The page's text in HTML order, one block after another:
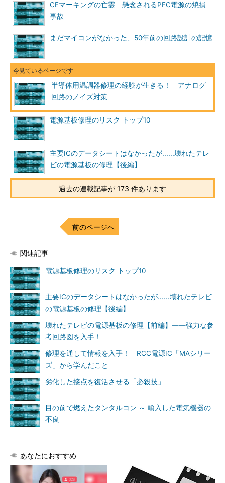
CEマーキングの亡霊 懸念されるPFC電源の焼損
事故
まだマイコンがなかった、50年前の回路設計の記憶
半導体用温調器修理の経験が生きる！ アナログ
回路のノイズ対策
電源基板修理のリスク トップ10
主要ICのデータシートはなかったが......壊れたテレ
ビの電源基板の修理【後編】
過去の連載記事が 173 件あります
前のページへ
関連記事
電源基板修理のリスク トップ10
主要ICのデータシートはなかったが......壊れたテレビ
の電源基板の修理【後編】
壊れたテレビの電源基板の修理【前編】――強力な参
考回路図を入手！
修理を通して情報を入手！ RCC電源IC「MAシリー
ズ」から学んだこと
劣化した接点を復活させる「必殺技」
目の前で燃えたタンタルコン ～ 輸入した電気機器の
不良
あなたにおすすめ